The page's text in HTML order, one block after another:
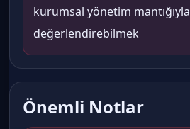
kurumsal yönetim mantığıyla
değerlendirebilmek
Önemli Notlar